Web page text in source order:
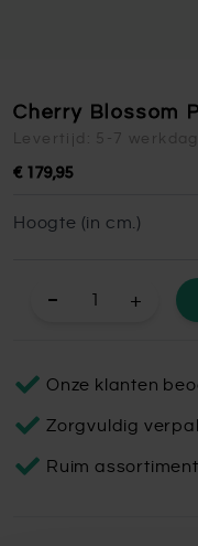
Cherry Blossom
Levertijd: 5-7
€ 179,95
Hoogte (in cm.)
+
Onze klanten
Zorgvuldig
Ruim